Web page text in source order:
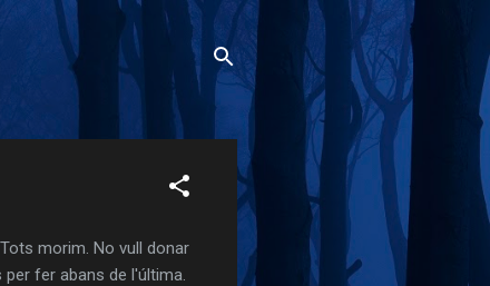
morim. No vull donar
fer abans de l'última.